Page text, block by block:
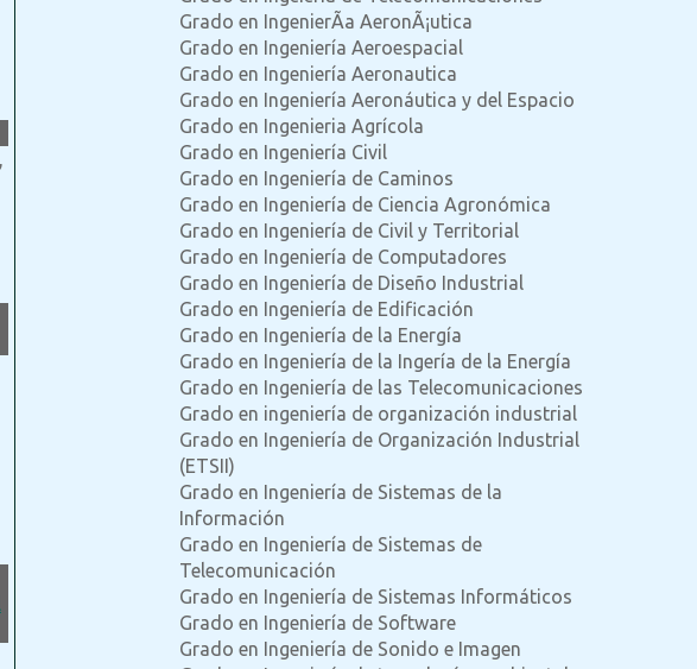
Grado en IngenierÃ­a AeronÃ¡utica
Grado en Ingeniería Aeroespacial
Grado en Ingeniería Aeronautica
Grado en Ingeniería Aeronáutica y del Espacio
Grado en Ingenieria Agrícola
Grado en Ingeniería Civil
Grado en Ingeniería de Caminos
Grado en Ingeniería de Ciencia Agronómica
Grado en Ingeniería de Civil y Territorial
Grado en Ingeniería de Computadores
Grado en Ingeniería de Diseño Industrial
Grado en Ingeniería de Edificación
Grado en Ingeniería de la Energía
Grado en Ingeniería de la Ingería de la Energía
Grado en Ingeniería de las Telecomunicaciones
Grado en ingeniería de organización industrial
Grado en Ingeniería de Organización Industrial
(ETSII)
Grado en Ingeniería de Sistemas de la
Información
Grado en Ingeniería de Sistemas de
Telecomunicación
Grado en Ingeniería de Sistemas Informáticos
Grado en Ingeniería de Software
Grado en Ingeniería de Sonido e Imagen